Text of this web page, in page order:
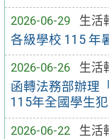
2026-06-29
生活
各級學校 115 年
2026-06-26
生活
函轉法務部辦理
115年全國學生
2026-06-22
生活